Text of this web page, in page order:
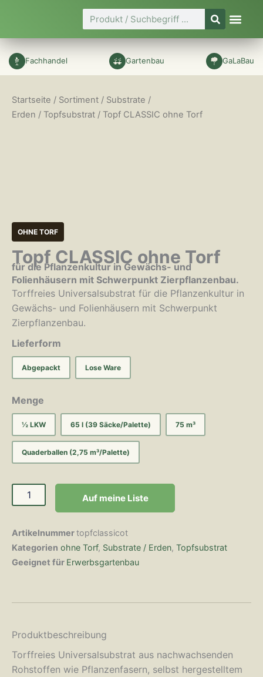
springen
Suche
Fachhandel Gartenbau GaLaBau
Startseite / Sortiment / Substrate /
Erden / Topfsubstrat / Topf CLASSIC ohne Torf
OHNE TORF
Topf CLASSIC ohne Torf
für die Pflanzenkultur in Gewächs- und
Folienhäusern mit Schwerpunkt Zierpflanzenbau.
Torffreies Universalsubstrat für die Pflanzenkultur in
Gewächs- und Folienhäusern mit Schwerpunkt
Zierpflanzenbau.
Lieferform
Abgepackt Lose Ware
Menge
½ LKW 65 l (39 Säcke/Palette) 75 m³
Quaderballen (2,75 m³/Palette)
Auf meine Liste
Artikelnummertopfclassicot
Kategorien ohne Torf, Substrate / Erden, Topfsubstrat
Geeignet für Erwerbsgartenbau
Produktbeschreibung
Torffreies Universalsubstrat aus nachwachsenden
Rohstoffen wie Pflanzenfasern, selbst hergestelltem